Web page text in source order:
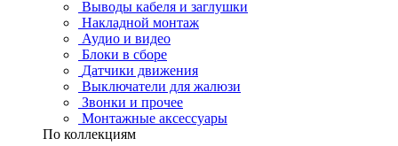
Выводы кабеля и заглушки
Накладной монтаж
Аудио и видео
Блоки в сборе
Датчики движения
Выключатели для жалюзи
Звонки и прочее
Монтажные аксессуары
По коллекциям